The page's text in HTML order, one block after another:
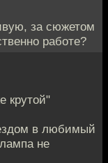
за сюжетом
работе?
крутой"
в любимый
не